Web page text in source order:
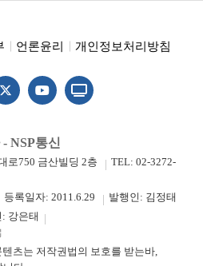
언론윤리 개인정보처리방침
NSP통신
로750 금산빌딩 2층
TEL: 02-3272-
등록일자: 2011.6.29
발행인: 김정태
강은태
텐츠는 저작권법의 보호를 받는바,